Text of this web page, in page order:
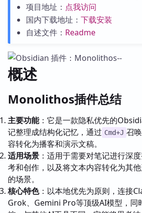
项目地址： 点我访问
国内下载地址： 下载安装
自述文件： Readme
概述
Monolithos插件总结
主要功能：它是一款隐私优先的
记整理成结构化记忆，通过 Cmd+J 召
容转化为播客和演示文稿。
适用场景 ：适用于需要对笔记进行深
考和创作，以及将文本内容转化为其
的场景。
核心特色：以本地优先为原则，连接
Grok、Gemini Pro等顶级AI模型，同